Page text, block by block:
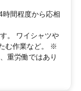
間程度から応相
。 ワイシャツや
む作業など。 ※
重労働ではあり